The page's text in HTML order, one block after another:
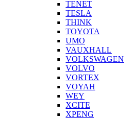
TENET
TESLA
THINK
TOYOTA
UMO
VAUXHALL
VOLKSWAGEN
VOLVO
VORTEX
VOYAH
WEY
XCITE
XPENG